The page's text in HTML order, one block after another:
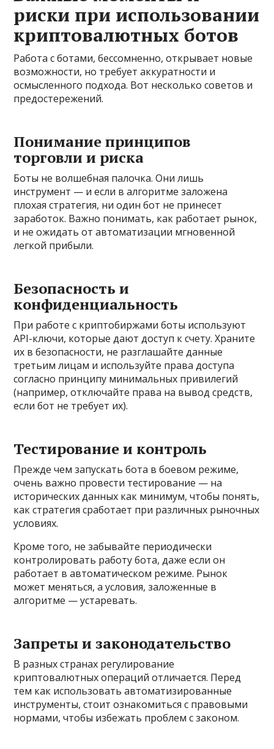
риски при использовании
криптовалютных ботов
Работа с ботами, бессомненно, открывает новые
возможности, но требует аккуратности и
осмысленного подхода. Вот несколько советов и
предостережений.
Понимание принципов
торговли и риска
Боты не волшебная палочка. Они лишь
инструмент — и если в алгоритме заложена
плохая стратегия, ни один бот не принесет
заработок. Важно понимать, как работает рынок,
и не ожидать от автоматизации мгновенной
легкой прибыли.
Безопасность и
конфиденциальность
При работе с криптобиржами боты используют
API-ключи, которые дают доступ к счету. Храните
их в безопасности, не разглашайте данные
третьим лицам и используйте права доступа
согласно принципу минимальных привилегий
(например, отключайте права на вывод средств,
если бот не требует их).
Тестирование и контроль
Прежде чем запускать бота в боевом режиме,
очень важно провести тестирование — на
исторических данных как минимум, чтобы понять,
как стратегия сработает при различных рыночных
условиях.
Кроме того, не забывайте периодически
контролировать работу бота, даже если он
работает в автоматическом режиме. Рынок
может меняться, а условия, заложенные в
алгоритме — устаревать.
Запреты и законодательство
В разных странах регулирование
криптовалютных операций отличается. Перед
тем как использовать автоматизированные
инструменты, стоит ознакомиться с правовыми
нормами, чтобы избежать проблем с законом.